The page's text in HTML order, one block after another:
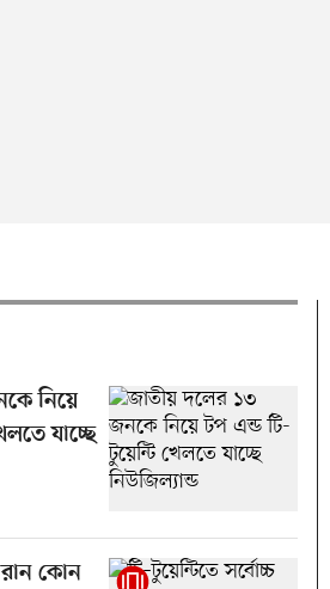
নিয়ে
যাচ্ছে
রান কোন